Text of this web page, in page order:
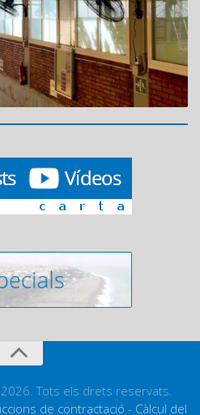
Tots els drets reservats.
de contractació - Càlcul del